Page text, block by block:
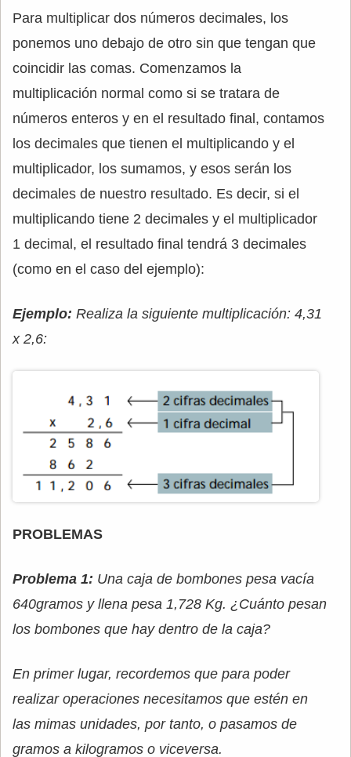
Para multiplicar dos números decimales, los
ponemos uno debajo de otro sin que tengan que
coincidir las comas. Comenzamos la
multiplicación normal como si se tratara de
números enteros y en el resultado final, contamos
los decimales que tienen el multiplicando y el
multiplicador, los sumamos, y esos serán los
decimales de nuestro resultado. Es decir, si el
multiplicando tiene 2 decimales y el multiplicador
1 decimal, el resultado final tendrá 3 decimales
(como en el caso del ejemplo):
Ejemplo: Realiza la siguiente multiplicación: 4,31
x 2,6:
PROBLEMAS
Problema 1: Una caja de bombones pesa vacía
640gramos y llena pesa 1,728 Kg. ¿Cuánto pesan
los bombones que hay dentro de la caja?
En primer lugar, recordemos que para poder
realizar operaciones necesitamos que estén en
las mimas unidades, por tanto, o pasamos de
gramos a kilogramos o viceversa.